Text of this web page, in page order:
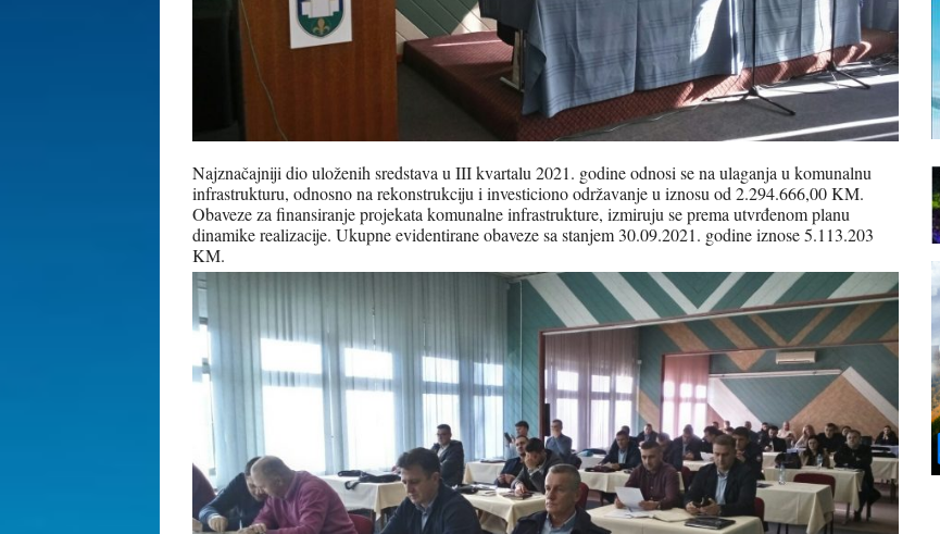
Najznačajniji dio uloženih sredstava u III kvartalu 2021. godine odnosi se na ulaganja u komunalnu
infrastrukturu, odnosno na rekonstrukciju i investiciono održavanje u iznosu od 2.294.666,00 KM.
Obaveze za finansiranje projekata komunalne infrastrukture, izmiruju se prema utvrđenom planu
dinamike realizacije. Ukupne evidentirane obaveze sa stanjem 30.09.2021. godine iznose 5.113.203
KM.